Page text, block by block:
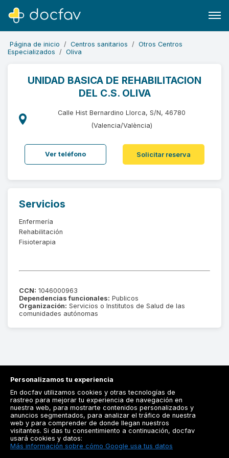
Buscar
Software para clínicas
Soporte
¿Eres un doctor?
Página de inicio Centros sanitarios
Otros Centros
Especializados
Oliva
UNIDAD BASICA DE REHABILITACION
DEL C.S. OLIVA
Calle Hist Bernardino Llorca, S/N, 46780
(Valencia/València)
Ver teléfono Solicitar reserva
Servicios
Enfermería
Rehabilitación
Fisioterapia
CCN: 1046000963
Dependencias funcionales: Publicos
Organización: Servicios o Institutos de Salud de las
comunidades autónomas
Registrarse
Docfav
Personalizamos tu experiencia
En docfav utilizamos cookies y otras tecnologías de
rastreo para mejorar tu experiencia de navegación en
nuestra web, para mostrarte contenidos personalizados y
anuncios segmentados, para analizar el tráfico de nuestra
web y para comprender de donde llegan nuestros
visitantes. Si das tu consentimiento a continuación, docfav
usará cookies y datos:
Más información sobre cómo Google usa tus datos